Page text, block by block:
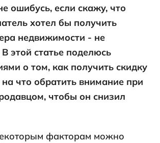
ошибусь, если скажу, что
хотел бы получить
недвижимости - не
этой статье поделюсь
о том, как получить скидку
на что обратить внимание при
чтобы он снизил
факторам можно